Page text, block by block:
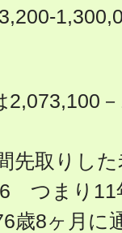
先取りし
つまり11
歳8ヶ月に